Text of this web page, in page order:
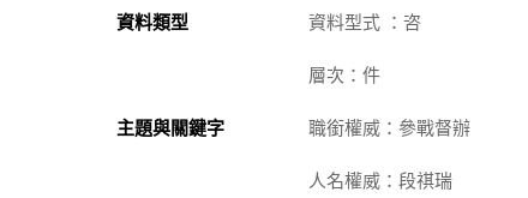
資料類型 資料型式 ：咨
層次：件
主題與關鍵字 職銜權威：參戰督辦
人名權威：段祺瑞